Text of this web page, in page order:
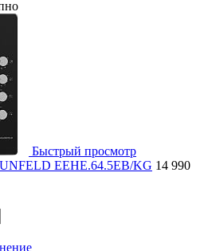
Быстрый просмотр
EEHE.64.5EB/KG 14 990